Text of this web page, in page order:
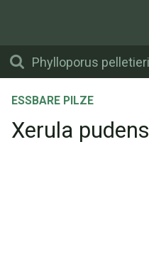
ESSBARE PILZE
Xerula pudens